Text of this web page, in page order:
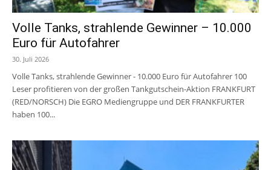
Volle Tanks, strahlende Gewinner – 10.000
Euro für Autofahrer
30. Juli 2026
Volle Tanks, strahlende Gewinner - 10.000 Euro für Autofahrer 100
Leser profitieren von der großen Tankgutschein-Aktion FRANKFURT
(RED/NORSCH) Die EGRO Mediengruppe und DER FRANKFURTER
haben 100...